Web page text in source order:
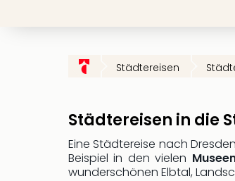
Städtereisen
Städtereisen in die
Eine Städtereise nach
Beispiel in den vielen
wunderschönen Elbtal,